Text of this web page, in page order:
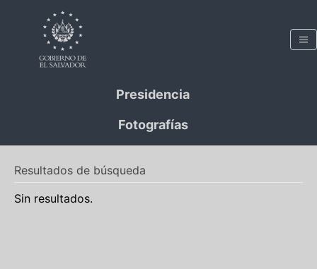
Presidencia
Fotografías
Resultados de búsqueda
Sin resultados.